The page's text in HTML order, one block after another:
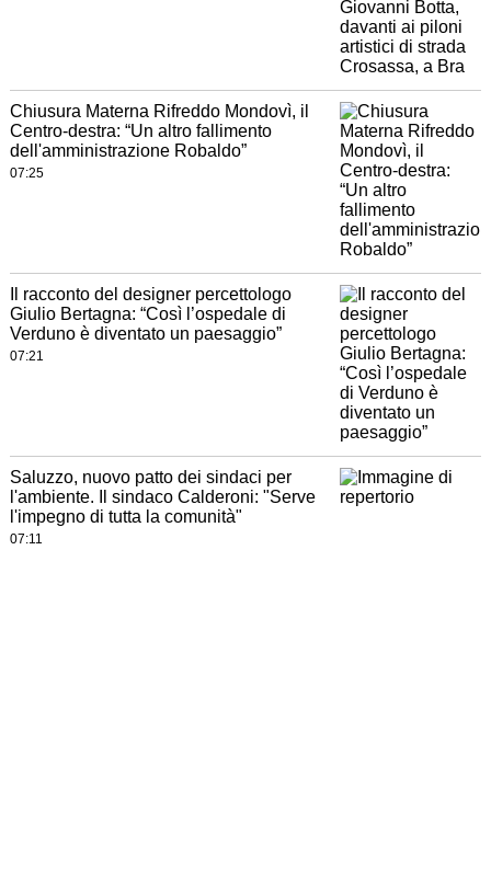
Chiusura Materna Rifreddo Mondovì, il
Centro-destra: “Un altro fallimento
dell'amministrazione Robaldo”
07:25
Il racconto del designer percettologo
Giulio Bertagna: “Così l’ospedale di
Verduno è diventato un paesaggio”
07:21
Saluzzo, nuovo patto dei sindaci per
l'ambiente. Il sindaco Calderoni: "Serve
l'impegno di tutta la comunità"
07:11